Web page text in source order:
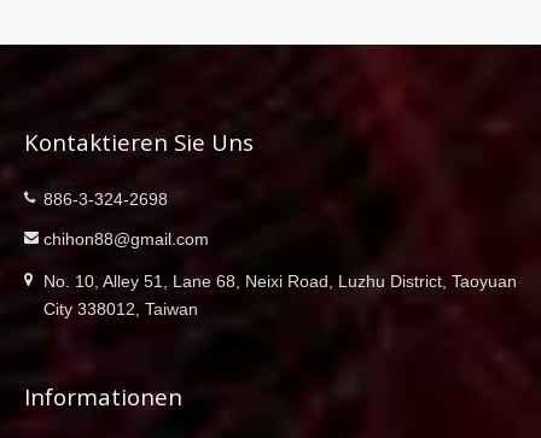
Kontaktieren Sie Uns
886-3-324-2698
chihon88@gmail.com
No. 10, Alley 51, Lane 68, Neixi Road, Luzhu District, Taoyuan
City 338012, Taiwan
Informationen